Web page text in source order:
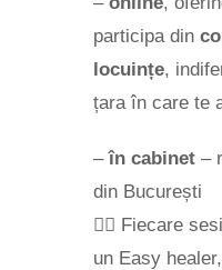
participa din
locuințe,
țara în care te
–în cabinet –
din București
👩‍⚕️ Fiecare
un Easy healer,